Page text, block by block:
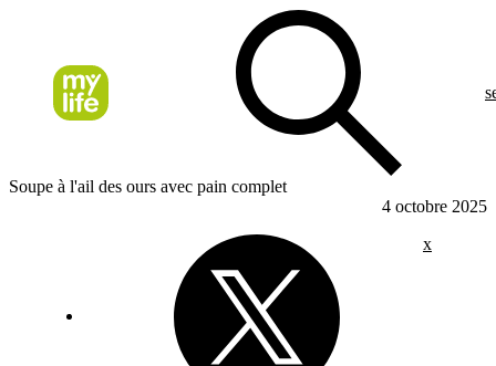
Soupe à l'ail des ours avec pain complet
4 octobre 2025
x